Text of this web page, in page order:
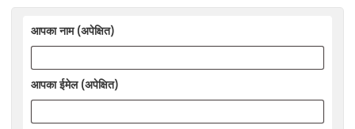
आपका नाम (अपेक्षित)
आपका ईमेल (अपेक्षित)